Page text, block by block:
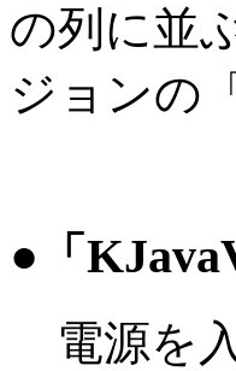
の列に並
ジョンの
●「
電源を